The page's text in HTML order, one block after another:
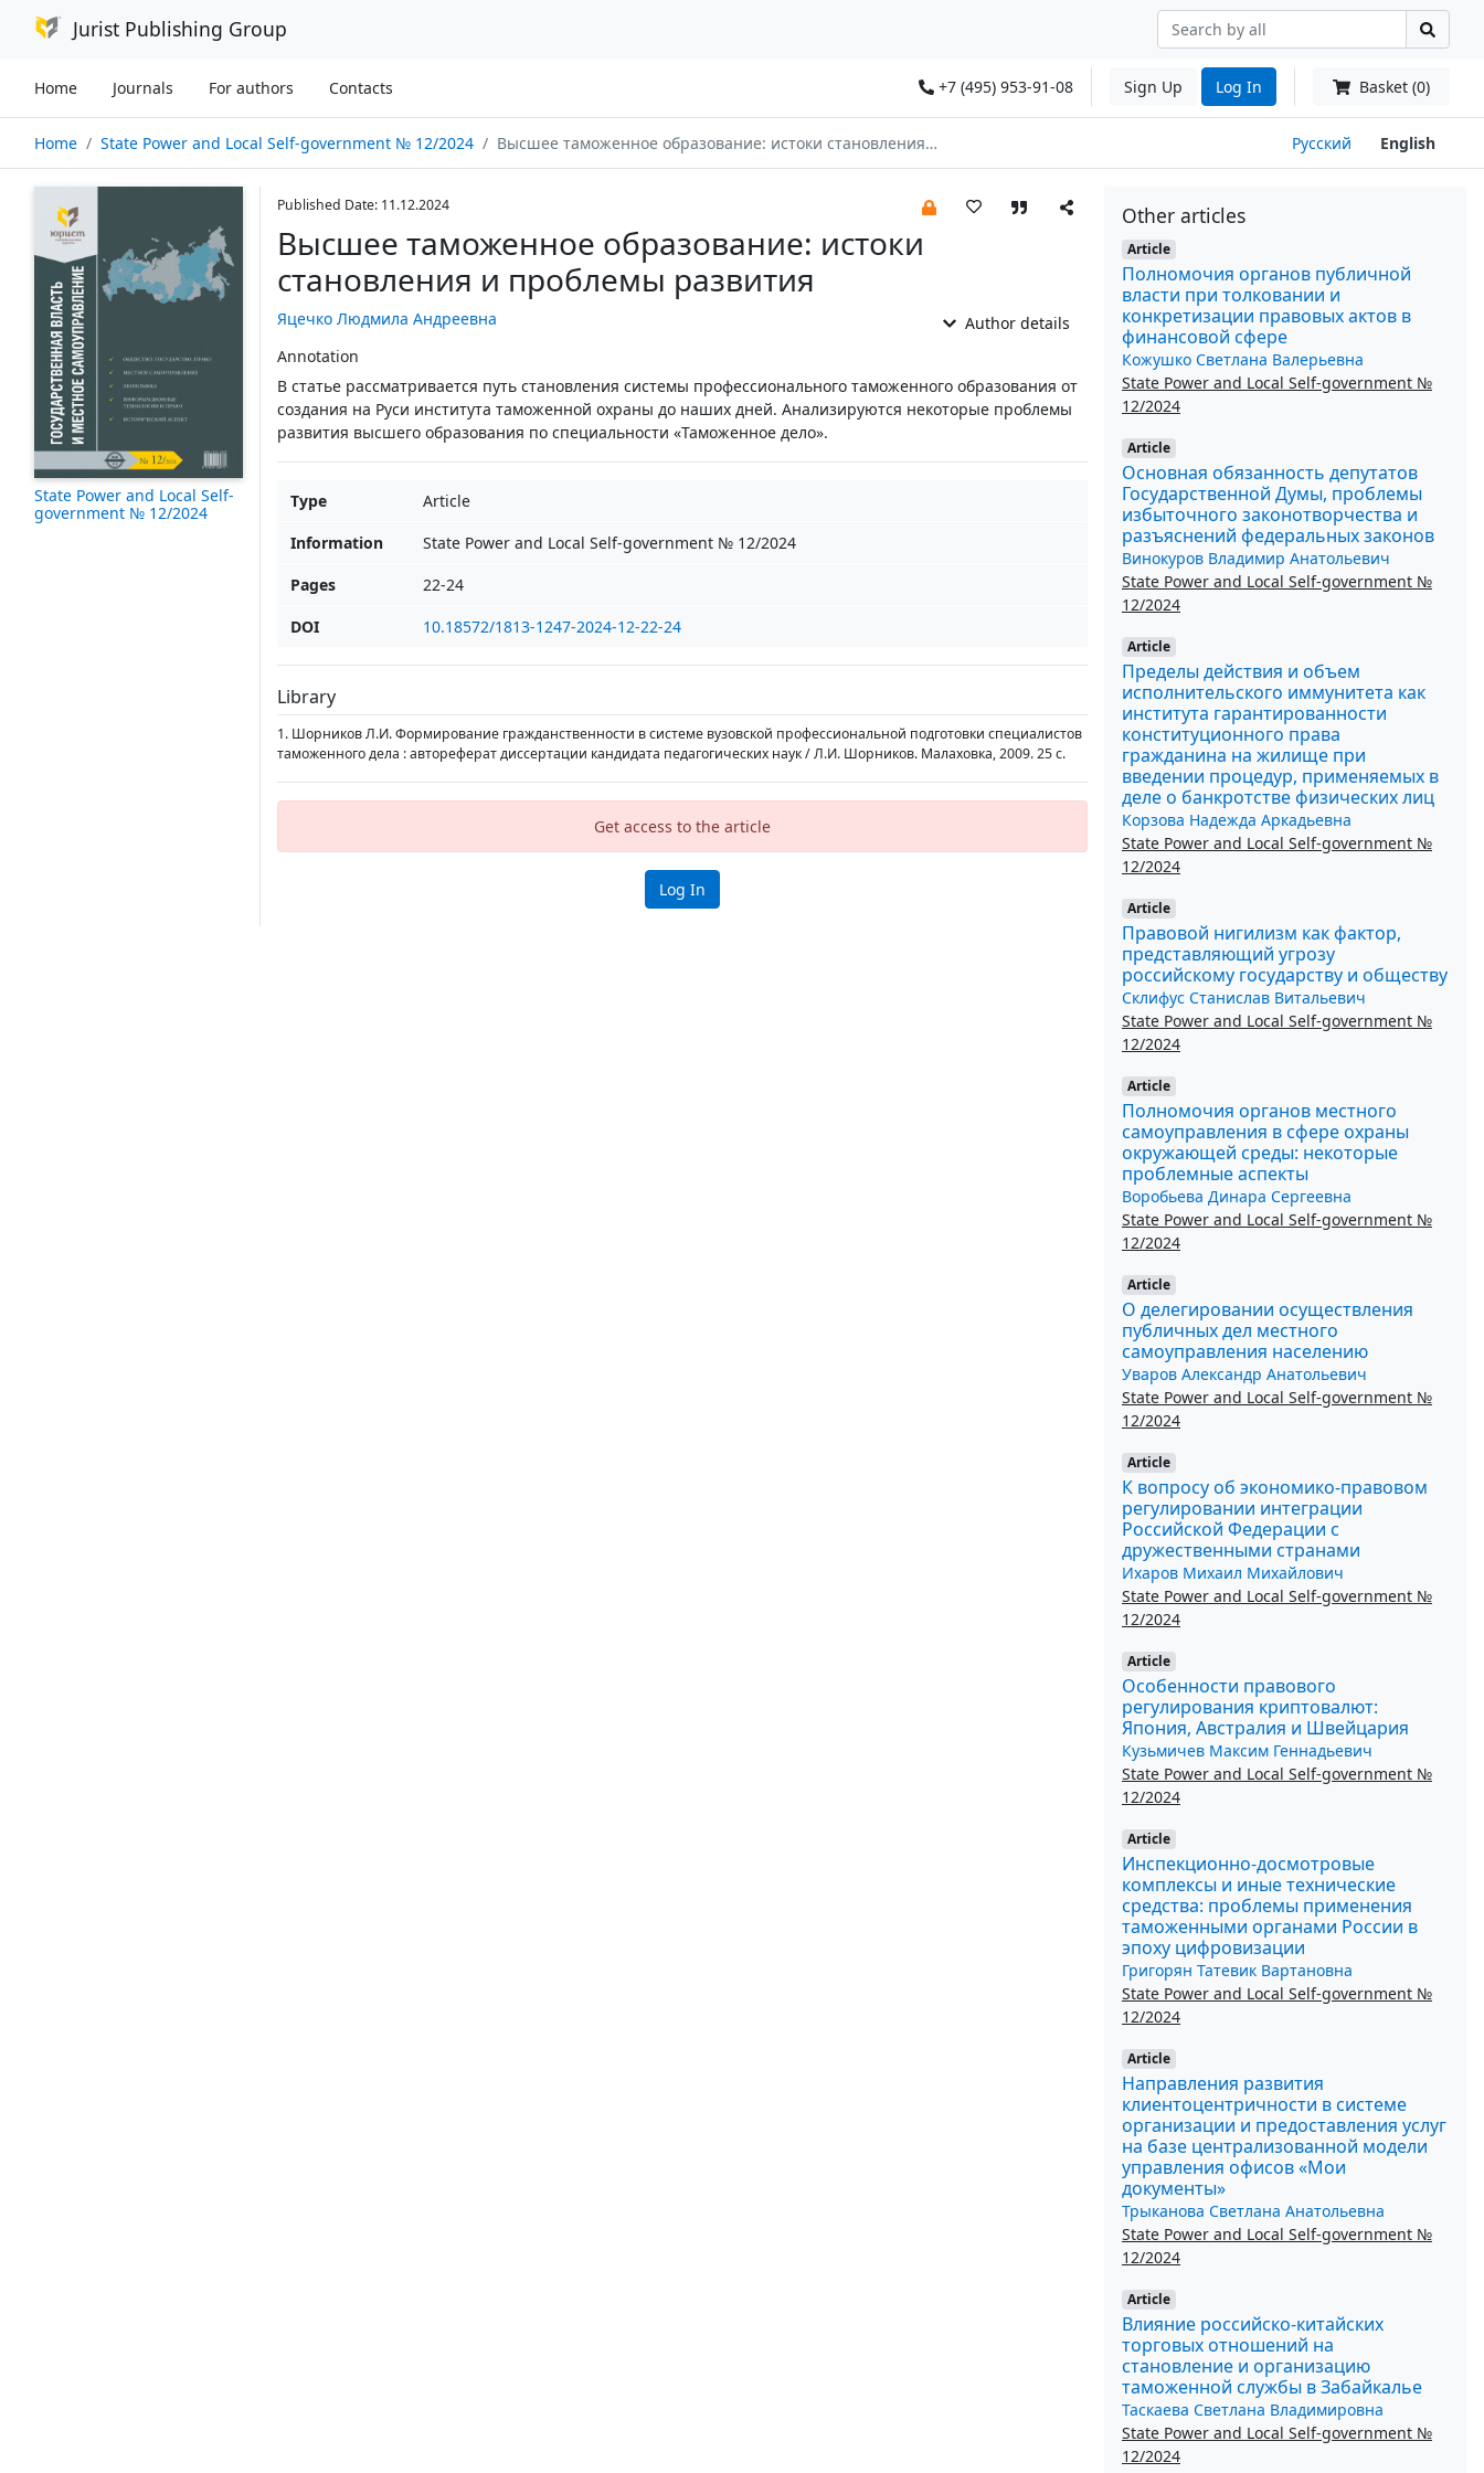
Jurist Publishing Group
Home Journals For authors Contacts +7 (495) 953-91-08 Sign Up Log In Basket (0)
Home State Power and Local Self-government № 12/2024 Высшее таможенное образование: истоки становления и проблемы развития Русский English
State Power and Local Self-
government № 12/2024
Published Date: 11.12.2024
Высшее таможенное образование: истоки
становления и проблемы развития
Яцечко Людмила Андреевна
Author details
Annotation
В статье рассматривается путь становления системы профессионального таможенного образования от
создания на Руси института таможенной охраны до наших дней. Анализируются некоторые проблемы
развития высшего образования по специальности «Таможенное дело».
Type
Article
Information
State Power and Local Self-government № 12/2024
Pages
22-24
DOI
10.18572/1813-1247-2024-12-22-24
Library
1. Шорников Л.И. Формирование гражданственности в системе вузовской профессиональной подготовки специалистов
таможенного дела : автореферат диссертации кандидата педагогических наук / Л.И. Шорников. Малаховка, 2009. 25 с.
Get access to the article
Log In
Other articles
Article
Полномочия органов публичной
власти при толковании и
конкретизации правовых актов в
финансовой сфере
Кожушко Светлана Валерьевна
State Power and Local Self-government №
12/2024
Article
Основная обязанность депутатов
Государственной Думы, проблемы
избыточного законотворчества и
разъяснений федеральных законов
Винокуров Владимир Анатольевич
State Power and Local Self-government №
12/2024
Article
Пределы действия и объем
исполнительского иммунитета как
института гарантированности
конституционного права
гражданина на жилище при
введении процедур, применяемых в
деле о банкротстве физических лиц
Корзова Надежда Аркадьевна
State Power and Local Self-government №
12/2024
Article
Правовой нигилизм как фактор,
представляющий угрозу
российскому государству и обществу
Склифус Станислав Витальевич
State Power and Local Self-government №
12/2024
Article
Полномочия органов местного
самоуправления в сфере охраны
окружающей среды: некоторые
проблемные аспекты
Воробьева Динара Сергеевна
State Power and Local Self-government №
12/2024
Article
О делегировании осуществления
публичных дел местного
самоуправления населению
Уваров Александр Анатольевич
State Power and Local Self-government №
12/2024
Article
К вопросу об экономико-правовом
регулировании интеграции
Российской Федерации с
дружественными странами
Ихаров Михаил Михайлович
State Power and Local Self-government №
12/2024
Article
Особенности правового
регулирования криптовалют:
Япония, Австралия и Швейцария
Кузьмичев Максим Геннадьевич
State Power and Local Self-government №
12/2024
Article
Инспекционно-досмотровые
комплексы и иные технические
средства: проблемы применения
таможенными органами России в
эпоху цифровизации
Григорян Татевик Вартановна
State Power and Local Self-government №
12/2024
Article
Направления развития
клиентоцентричности в системе
организации и предоставления услуг
на базе централизованной модели
управления офисов «Мои
документы»
Трыканова Светлана Анатольевна
State Power and Local Self-government №
12/2024
Article
Влияние российско-китайских
торговых отношений на
становление и организацию
таможенной службы в Забайкалье
Таскаева Светлана Владимировна
State Power and Local Self-government №
12/2024